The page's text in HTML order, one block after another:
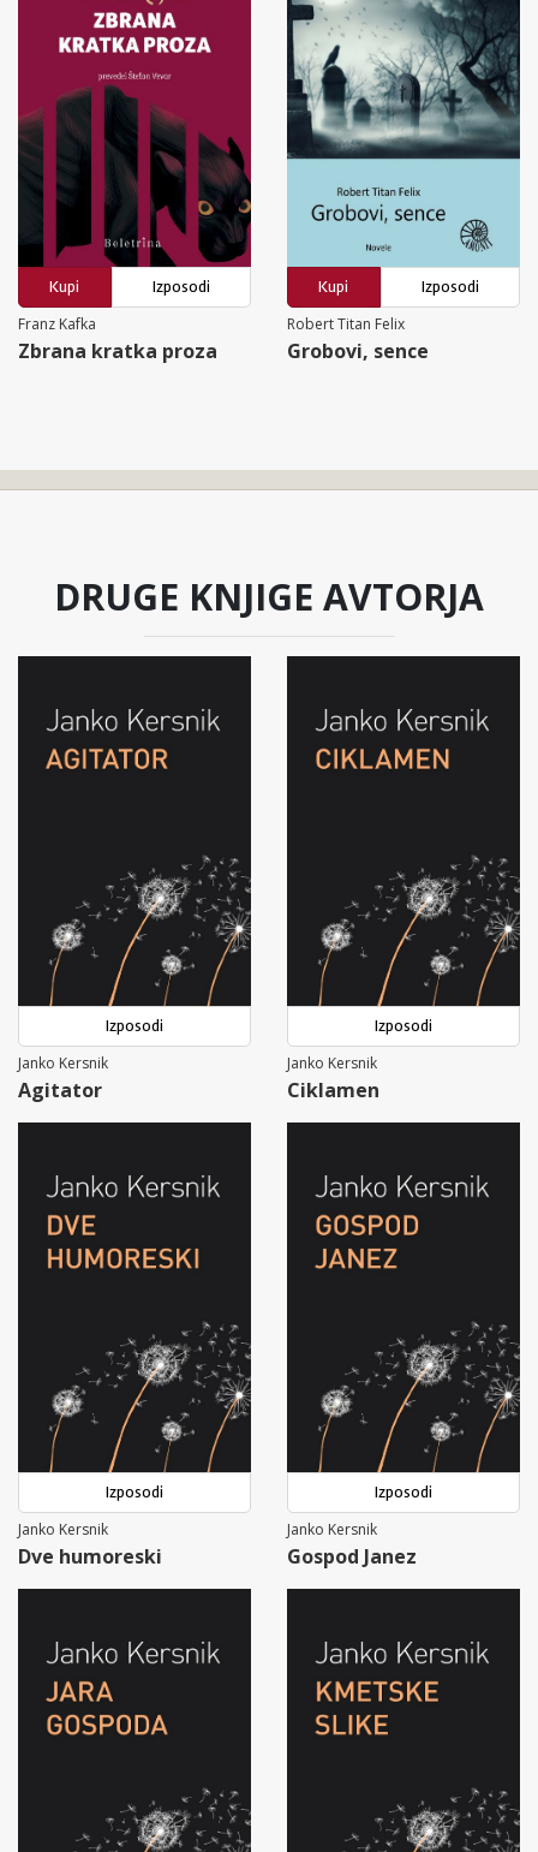
Kupi
Izposodi
Franz Kafka
Zbrana kratka proza
Kupi
Izposodi
Robert Titan Felix
Grobovi, sence
DRUGE KNJIGE AVTORJA
Izposodi
Janko Kersnik
Agitator
Izposodi
Janko Kersnik
Ciklamen
Izposodi
Janko Kersnik
Dve humoreski
Izposodi
Janko Kersnik
Gospod Janez